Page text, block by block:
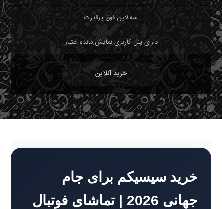
سه لاین فوق پرقدرت
دارای پنل کاربری نمایش,مانده اعتبار
خرید آنلاین
خرید سیسیکم برای جام
جهانی 2026 | تماشای فوتبال